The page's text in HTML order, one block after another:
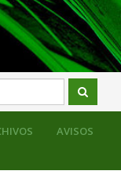
AVISOS